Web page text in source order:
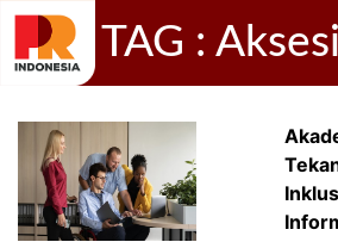
TAG :